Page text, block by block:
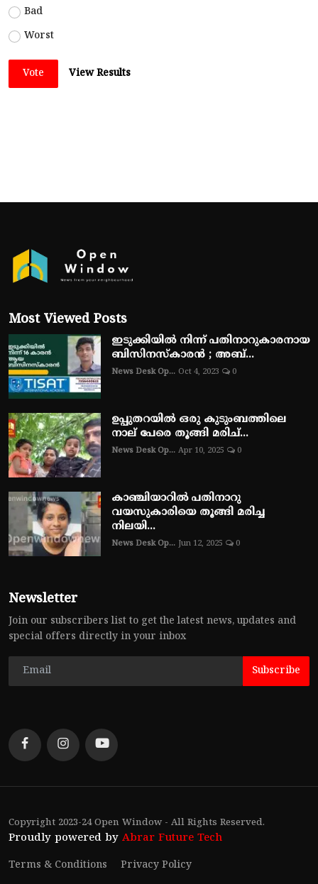
Bad
Worst
Vote View Results
Most Viewed Posts
ഇടുക്കിയിൽ നിന്ന് പതിനാറുകാരനായ
ബിസിനസ്‌കാരൻ ; അബ്...
News Desk Op... Oct 4, 2023 0
ഉപ്പുതറയിൽ ഒരു കുടുംബത്തിലെ
നാല് പേരെ തൂങ്ങി മരിച്...
News Desk Op... Apr 10, 2025 0
കാഞ്ചിയാറിൽ പതിനാറു
വയസുകാരിയെ തൂങ്ങി മരിച്ച
നിലയി...
News Desk Op... Jun 12, 2025 0
Newsletter
Join our subscribers list to get the latest news, updates and
special offers directly in your inbox
Subscribe
Copyright 2023-24 Open Window - All Rights Reserved.
Proudly powered by Abrar Future Tech
Terms & Conditions Privacy Policy